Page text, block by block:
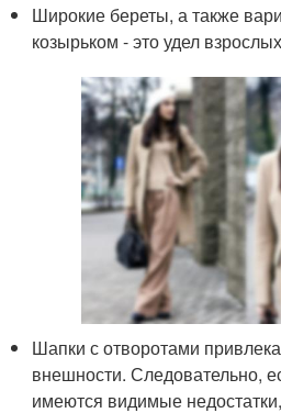
Широкие береты, а также
козырьком - это удел
Шапки с отворотами
внешности. Следовательно,
имеются видимые